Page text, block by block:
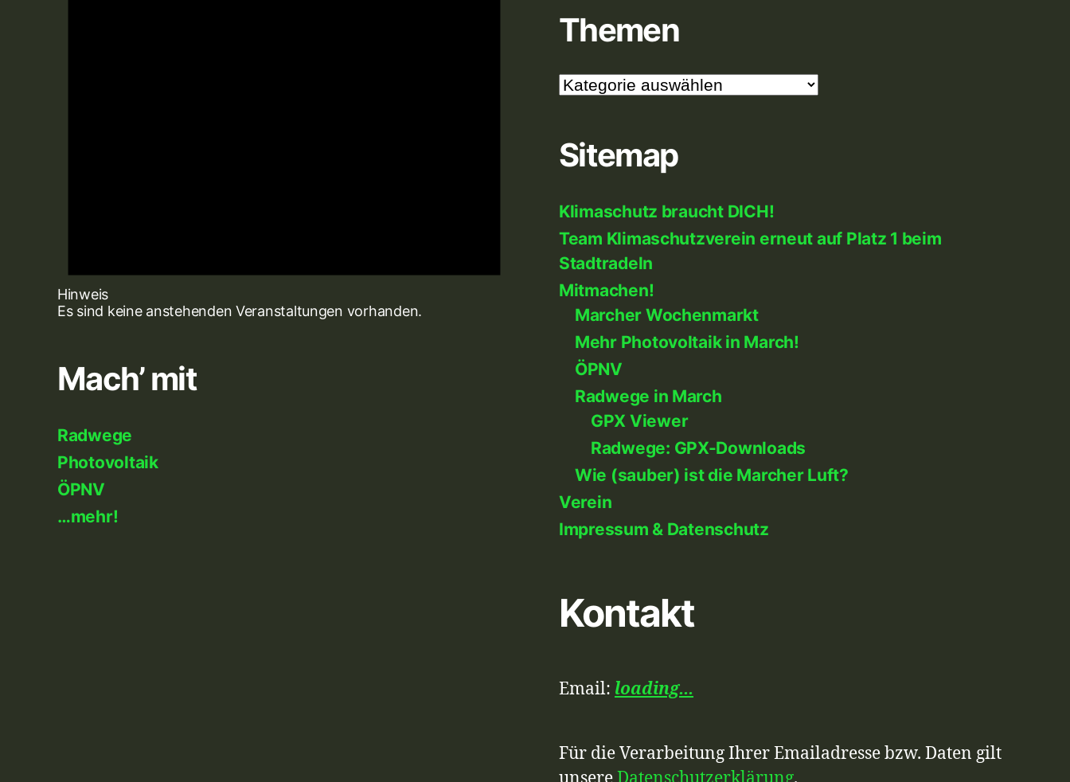
Hinweis
Es sind keine anstehenden Veranstaltungen vorhanden.
Mach’ mit
Radwege
Photovoltaik
ÖPNV
…mehr!
Themen
Themen
Sitemap
Klimaschutz braucht DICH!
Team Klimaschutzverein erneut auf Platz 1 beim
Stadtradeln
Mitmachen!
Marcher Wochenmarkt
Mehr Photovoltaik in March!
ÖPNV
Radwege in March
GPX Viewer
Radwege: GPX-Downloads
Wie (sauber) ist die Marcher Luft?
Verein
Impressum & Datenschutz
Kontakt
Email: loading...
Für die Verarbeitung Ihrer Emailadresse bzw. Daten gilt